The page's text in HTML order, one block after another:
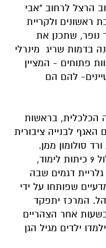
הרצל לרחוב "אבי
ראשונים ולקריית
נופר, שתכנן את
בדמות שריג מינרלי
פתוחים - המציין
להם הם
הכלכלית, בראשות
האגף לבנייה ציבורית
סולומון ממן.
המרכז, בן שלוש קומות, יכלול 9 כיתות לימוד,
גלריית דגמים שבה
שפותחו על ידי
המרכז יתפקד
אחר הצהריים
ילדים מגיל הגן